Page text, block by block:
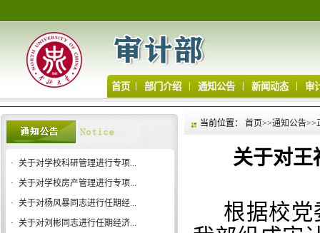
首页 部门介绍 通知公告 新闻动态 审
· 关于对学校科研管理进行专项...
· 关于对学校房产管理进行专项...
· 关于对杨风暴同志进行任期经...
· 关于对刘彬同志进行任期经济...
当前位置： 首页>>通知公告>>
关于对王
根据校